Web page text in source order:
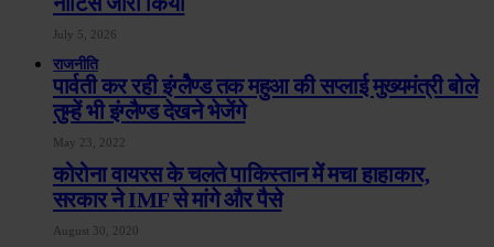
July 5, 2026
राजनीति
पार्वती कर रही इंग्लेैण्ड तक महुआ की सप्लाई मुख्यमंत्री बोले
तुम्हें भी इंग्लैण्ड देखने भेजेंगे
May 23, 2022
कोरोना वायरस के चलते पाकिस्तान में मचा हाहाकार,
सरकार ने IMF से मांगे और पैसे
August 30, 2020